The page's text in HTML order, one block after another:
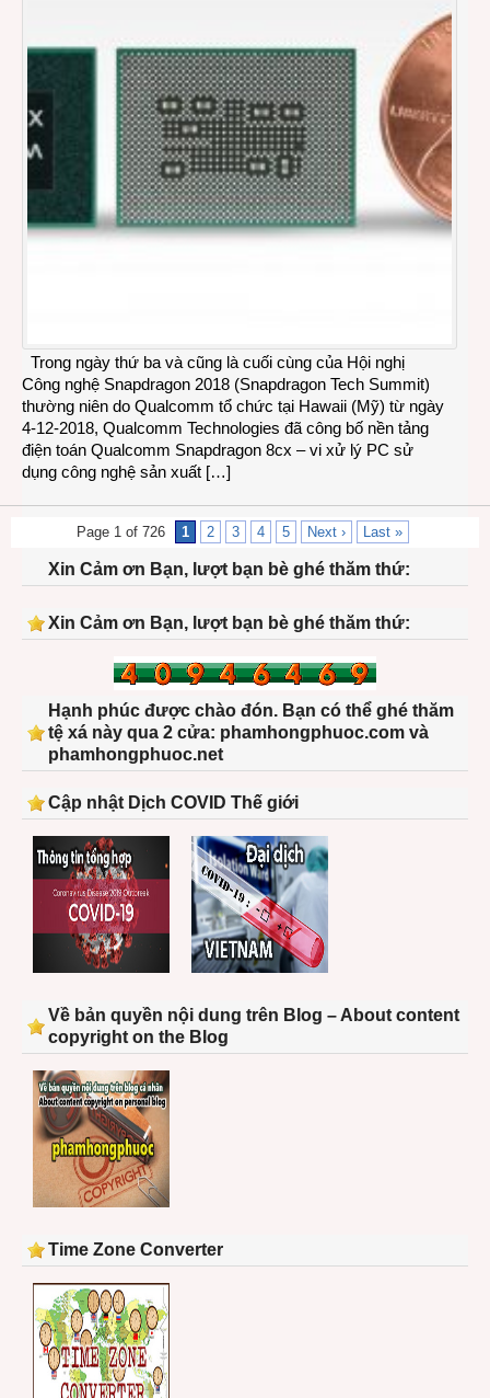
Trong ngày thứ ba và cũng là cuối cùng của Hội nghị
Công nghệ Snapdragon 2018 (Snapdragon Tech Summit)
thường niên do Qualcomm tổ chức tại Hawaii (Mỹ) từ ngày
4-12-2018, Qualcomm Technologies đã công bố nền tảng
điện toán Qualcomm Snapdragon 8cx – vi xử lý PC sử
dụng công nghệ sản xuất […]
Page 1 of 726 1 2 3 4 5 Next › Last »
Xin Cảm ơn Bạn, lượt bạn bè ghé thăm thứ:
Xin Cảm ơn Bạn, lượt bạn bè ghé thăm thứ:
Hạnh phúc được chào đón. Bạn có thể ghé thăm
tệ xá này qua 2 cửa: phamhongphuoc.com và
phamhongphuoc.net
Cập nhật Dịch COVID Thế giới
Về bản quyền nội dung trên Blog – About content
copyright on the Blog
Time Zone Converter